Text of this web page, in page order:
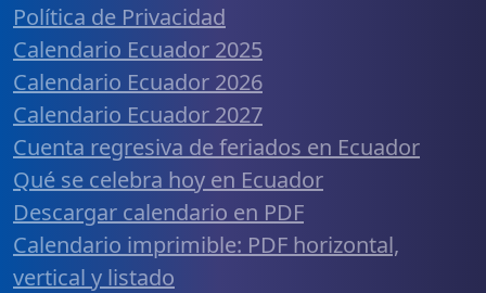
Política de Privacidad
Calendario Ecuador 2025
Calendario Ecuador 2026
Calendario Ecuador 2027
Cuenta regresiva de feriados en Ecuador
Qué se celebra hoy en Ecuador
Descargar calendario en PDF
Calendario imprimible: PDF horizontal,
vertical y listado